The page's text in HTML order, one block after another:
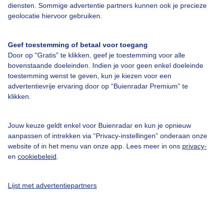
diensten. Sommige advertentie partners kunnen ook je precieze
geolocatie hiervoor gebruiken.
Geef toestemming of betaal voor toegang
Door op "Gratis" te klikken, geef je toestemming voor alle
bovenstaande doeleinden. Indien je voor geen enkel doeleinde
toestemming wenst te geven, kun je kiezen voor een
advertentievrije ervaring door op “Buienradar Premium” te
klikken.
Jouw keuze geldt enkel voor Buienradar en kun je opnieuw
aanpassen of intrekken via “Privacy-instellingen” onderaan onze
website of in het menu van onze app. Lees meer in ons privacy-
en cookiebeleid
Lijst met advertentiepartners
Bedrijfsgegevens
Contact
Toegankelijkheid
Gebruikersvoorwaarden
Adverteren
Privacy beleid
Cookie beleid